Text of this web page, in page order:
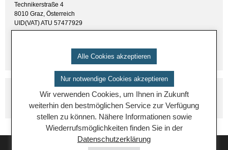
Technikerstraße 4
8010 Graz, Österreich
UID(VAT) ATU 57477929
Alle Cookies akzeptieren
Nur notwendige Cookies akzeptieren
Wir verwenden Cookies, um Ihnen in Zukunft
weiterhin den bestmöglichen Service zur Verfügung
stellen zu können. Nähere Informationen sowie
Wiederrufsmöglichkeiten finden Sie in der
Datenschutzerklärung